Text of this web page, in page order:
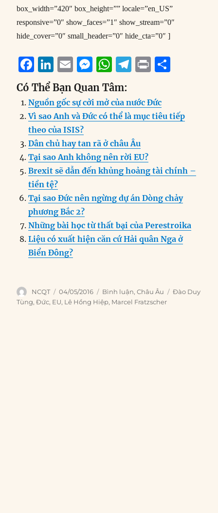
box_width=”420″ box_height=”” locale=”en_US”
responsive=”0″ show_faces=”1″ show_stream=”0″
hide_cover=”0″ small_header=”0″ hide_cta=”0″ ]
F
a
c
e
b
o
o
k
Li
n
k
e
d
I
n
E
m
ai
l
M
e
ss
e
n
g
er
W
h
at
s
A
p
p
T
e
g
r
a
m
P
n
t
re
Có Thể Bạn Quan Tâm:
Nguồn gốc sự cởi mở của nước Đức
Vì sao Anh và Đức có thể là mục tiêu tiếp
theo của ISIS?
Dân chủ hay tan rã ở châu Âu
Tại sao Anh không nên rời EU?
Brexit sẽ dẫn đến khủng hoảng tài chính –
tiền tệ?
Tại sao Đức nên ngừng dự án Dòng chảy
phương Bắc 2?
Những bài học từ thất bại của Perestroika
Liệu có xuất hiện căn cứ Hải quân Nga ở
Biển Đông?
Author
NCQT
Posted
on
04/05/2016 Categories
Bình luận,Châu Âu Tags
Đào Duy
Tùng,Đức, EU, Lê Hồng Hiệp, Marcel Fratzscher